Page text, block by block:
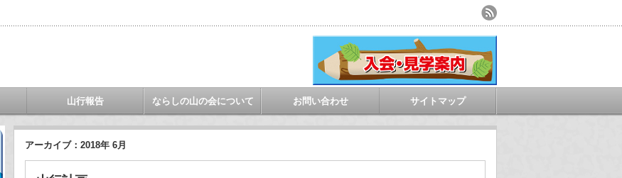
山行報告 ならしの山の会について お問い合わせ サイトマップ
アーカイブ：2018年 6月